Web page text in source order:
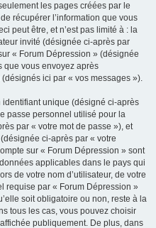
les pages créées par le
récupérer l’information que vous
peut être, et n’est pas limité à : la
invité (désignée ci-après par
« Forum Dépression » (désignée
que vous envoyez après
(désignés ici par « vos messages »).
unique (désigné ci-après
passe personnel utilisé pour la
par « votre mot de passe »), et
ci-après par « votre
sur « Forum Dépression » sont
applicables dans le pays qui
de votre nom d’utilisateur, de votre
requise par « Forum Dépression »
soit obligatoire ou non, reste à la
tous les cas, vous pouvez choisir
publiquement. De plus, dans